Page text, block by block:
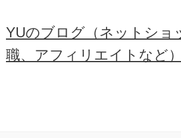
YUのブログ（ネットショ
職、アフィリエイトなど）